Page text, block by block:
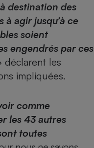
destination des
agir jusqu’à ce
soient
engendrés par ces
déclarent les
impliquées.
comme
les 43 autres
toutes